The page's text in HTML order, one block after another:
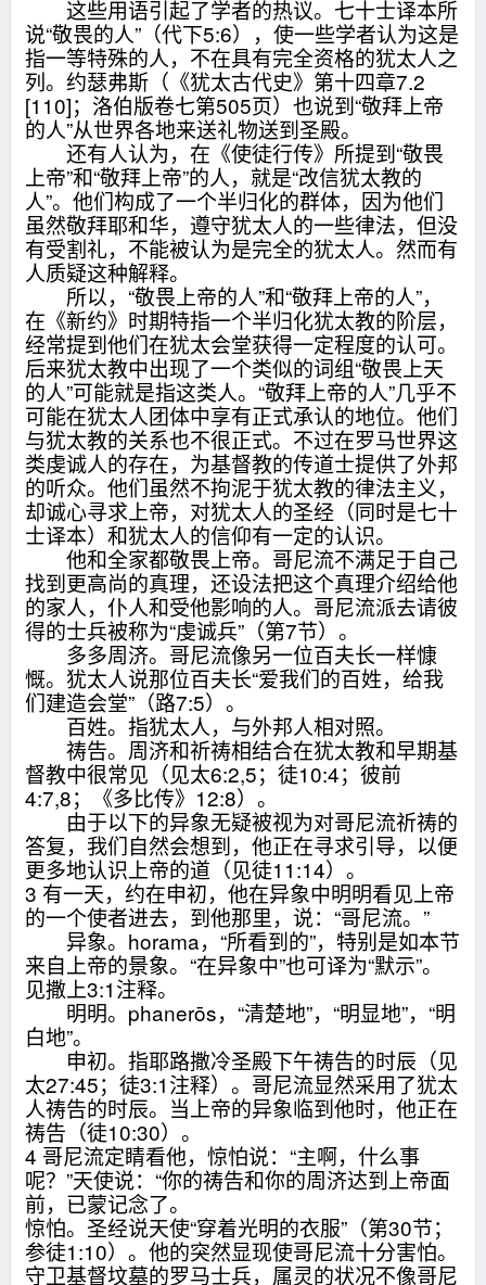
这些用语引起了学者的热议。七十士译本所
说“敬畏的人”（代下5:6），使一些学者认为这是
指一等特殊的人，不在具有完全资格的犹太人之
列。约瑟弗斯（《犹太古代史》第十四章7.2
[110]；洛伯版卷七第505页）也说到“敬拜上帝
的人”从世界各地来送礼物送到圣殿。
还有人认为，在《使徒行传》所提到“敬畏
上帝”和“敬拜上帝”的人，就是“改信犹太教的
人”。他们构成了一个半归化的群体，因为他们
虽然敬拜耶和华，遵守犹太人的一些律法，但没
有受割礼，不能被认为是完全的犹太人。然而有
人质疑这种解释。
所以，“敬畏上帝的人”和“敬拜上帝的人”，
在《新约》时期特指一个半归化犹太教的阶层，
经常提到他们在犹太会堂获得一定程度的认可。
后来犹太教中出现了一个类似的词组“敬畏上天
的人”可能就是指这类人。“敬拜上帝的人”几乎不
可能在犹太人团体中享有正式承认的地位。他们
与犹太教的关系也不很正式。不过在罗马世界这
类虔诚人的存在，为基督教的传道士提供了外邦
的听众。他们虽然不拘泥于犹太教的律法主义，
却诚心寻求上帝，对犹太人的圣经（同时是七十
士译本）和犹太人的信仰有一定的认识。
他和全家都敬畏上帝。哥尼流不满足于自己
找到更高尚的真理，还设法把这个真理介绍给他
的家人，仆人和受他影响的人。哥尼流派去请彼
得的士兵被称为“虔诚兵”（第7节）。
多多周济。哥尼流像另一位百夫长一样慷
慨。犹太人说那位百夫长“爱我们的百姓，给我
们建造会堂”（路7:5）。
百姓。指犹太人，与外邦人相对照。
祷告。周济和祈祷相结合在犹太教和早期基
督教中很常见（见太6:2,5；徒10:4；彼前
4:7,8；《多比传》12:8）。
由于以下的异象无疑被视为对哥尼流祈祷的
答复，我们自然会想到，他正在寻求引导，以便
更多地认识上帝的道（见徒11:14）。
3 有一天，约在申初，他在异象中明明看见上帝
的一个使者进去，到他那里，说：“哥尼流。”
异象。horama，“所看到的”，特别是如本节
来自上帝的景象。“在异象中”也可译为“默示”。
见撒上3:1注释。
明明。phanerōs，“清楚地”，“明显地”，“明
白地”。
申初。指耶路撒冷圣殿下午祷告的时辰（见
太27:45；徒3:1注释）。哥尼流显然采用了犹太
人祷告的时辰。当上帝的异象临到他时，他正在
祷告（徒10:30）。
4 哥尼流定睛看他，惊怕说：“主啊，什么事
呢？”天使说：“你的祷告和你的周济达到上帝面
前，已蒙记念了。
惊怕。圣经说天使“穿着光明的衣服”（第30节；
参徒1:10）。他的突然显现使哥尼流十分害怕。
守卫基督坟墓的罗马士兵，属灵的状况不像哥尼